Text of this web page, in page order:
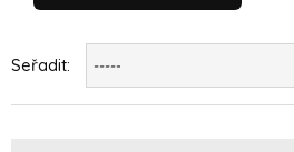
Seřadit: -----